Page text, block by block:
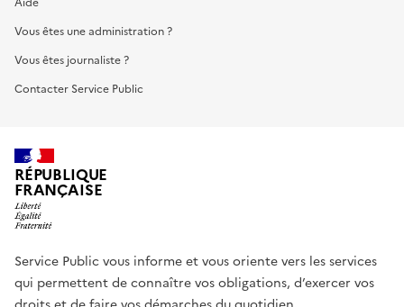
Vous êtes une administration ?
Vous êtes journaliste ?
Contacter Service Public
RÉPUBLIQUE
FRANÇAISE
Service Public vous informe et vous oriente vers les services
qui permettent de connaître vos obligations, d’exercer vos